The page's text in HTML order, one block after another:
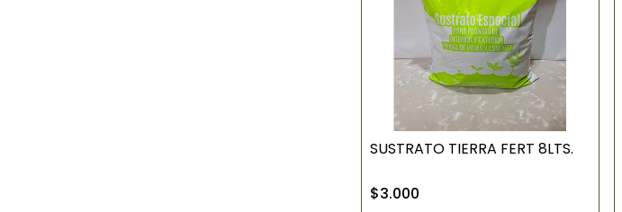
SUSTRATO TIERRA FERT 8LTS.
$3.000